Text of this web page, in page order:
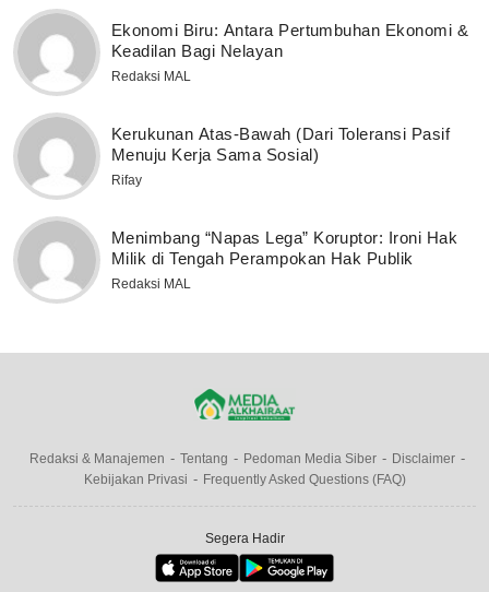
Ekonomi Biru: Antara Pertumbuhan Ekonomi &
Keadilan Bagi Nelayan
Redaksi MAL
Kerukunan Atas-Bawah (Dari Toleransi Pasif
Menuju Kerja Sama Sosial)
Rifay
Menimbang “Napas Lega” Koruptor: Ironi Hak
Milik di Tengah Perampokan Hak Publik
Redaksi MAL
Redaksi & Manajemen Tentang Pedoman Media Siber
Disclaimer
Kebijakan Privasi
Frequently Asked Questions (FAQ)
Segera Hadir